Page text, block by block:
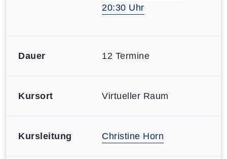
20:30 Uhr
Dauer 12 Termine
Kursort Virtueller Raum
Kursleitung Christine Horn